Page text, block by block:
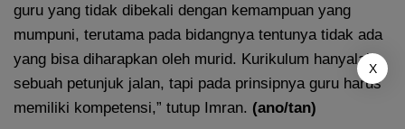
guru yang tidak dibekali dengan kemampuan yang
mumpuni, terutama pada bidangnya tentunya tidak ada
yang bisa diharapkan oleh murid. Kurikulum hanyalah
sebuah petunjuk jalan, tapi pada prinsipnya guru harus
memiliki kompetensi,” tutup Imran. (ano/tan)
X